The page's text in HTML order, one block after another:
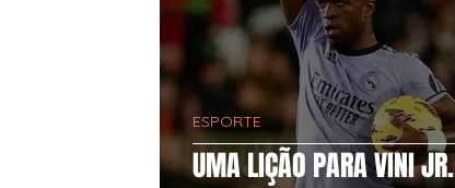
UMA LIÇÃO PARA VINI JR.
ESPORTE